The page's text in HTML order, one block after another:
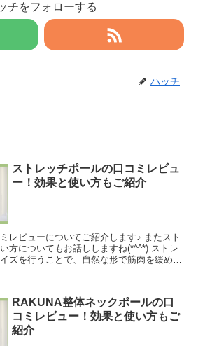
チをフォローする
ハッチ
ストレッチポールの口コミレビュ
ー！効果と使い方もご紹介
レビューについてご紹介します♪ またスト
方についてもお話ししますね(*^^*) ストレ
ズを行うことで、自然な形で筋肉を緩めた
RAKUNA整体ネックポールの口
コミレビュー！効果と使い方もご
紹介